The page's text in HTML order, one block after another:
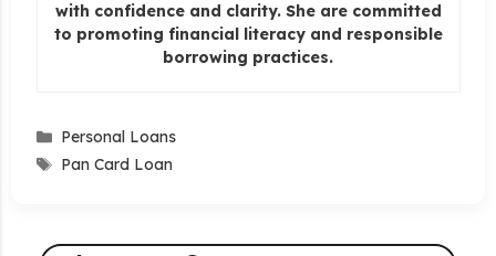
with confidence and clarity. She are committed
to promoting financial literacy and responsible
borrowing practices.
Categories
Personal Loans
Tags
Pan Card Loan